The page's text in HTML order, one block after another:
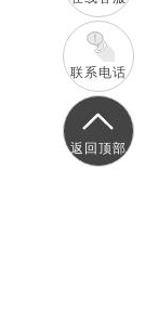
联系电话
返回顶部